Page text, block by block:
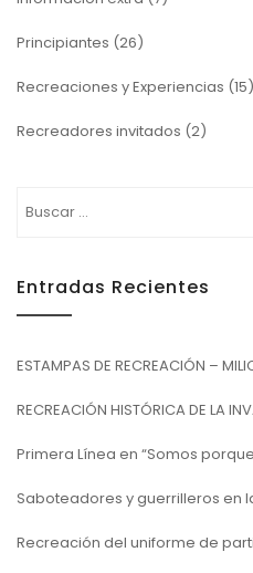
Principiantes (26)
Recreaciones y Experiencias (15)
Recreadores invitados (2)
Buscar:
Entradas Recientes
ESTAMPAS DE RECREACIÓN –
RECREACIÓN HISTÓRICA DE LA
Primera Línea en “Somos
Saboteadores y guerrilleros en
Recreación del uniforme de